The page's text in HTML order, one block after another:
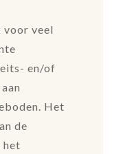
voor veel
en/of
Het
de